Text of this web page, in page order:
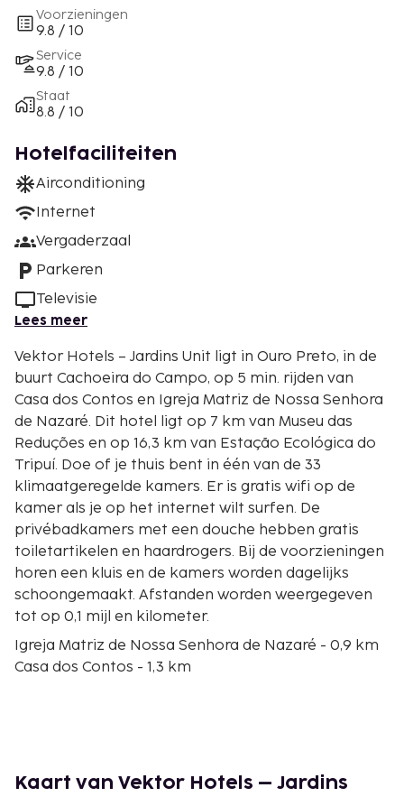
Voorzieningen
9.8 / 10
Service
9.8 / 10
Staat
8.8 / 10
Hotelfaciliteiten
Airconditioning
Internet
Vergaderzaal
Parkeren
Televisie
Lees meer
Vektor Hotels – Jardins Unit ligt in Ouro Preto, in de
buurt Cachoeira do Campo, op 5 min. rijden van
Casa dos Contos en Igreja Matriz de Nossa Senhora
de Nazaré. Dit hotel ligt op 7 km van Museu das
Reduções en op 16,3 km van Estação Ecológica do
Tripuí. Doe of je thuis bent in één van de 33
klimaatgeregelde kamers. Er is gratis wifi op de
kamer als je op het internet wilt surfen. De
privébadkamers met een douche hebben gratis
toiletartikelen en haardrogers. Bij de voorzieningen
horen een kluis en de kamers worden dagelijks
schoongemaakt. Afstanden worden weergegeven
tot op 0,1 mijl en kilometer.
Igreja Matriz de Nossa Senhora de Nazaré - 0,9 km
Casa dos Contos - 1,3 km
Mina Du Veloso - 19,5 km
Kaart van Vektor Hotels – Jardins